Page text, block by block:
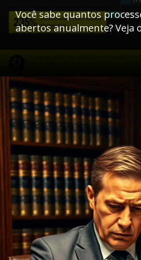
Você sabe quantos
abertos anualmente? Veja
Opening